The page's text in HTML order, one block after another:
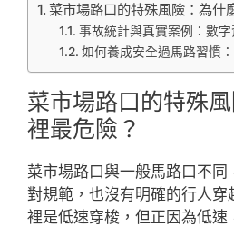
菜市場路口的特殊風險：為什
事故統計與真實案例：數字
如何養成安全過馬路習慣
菜市場路口的特殊
裡最危險？
菜市場路口與一般馬路口不
對規範，也沒有明確的行人穿
裡是低速穿梭，但正因為低速